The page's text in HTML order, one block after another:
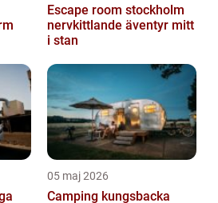
Escape room stockholm
nervkittlande äventyr mitt
i stan
05 maj 2026
Camping kungsbacka